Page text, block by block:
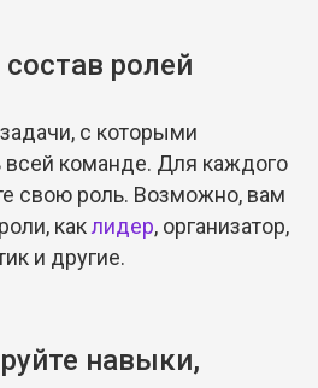
ролей
с которыми
всей команде. Для каждого
свою роль. Возможно, вам
каклидер, организатор,
и другие.
навыки,